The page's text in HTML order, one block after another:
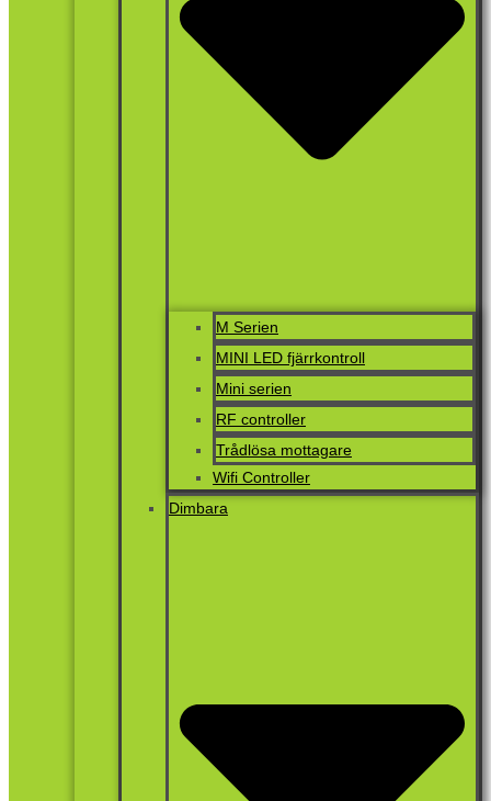
M Serien
MINI LED fjärrkontroll
Mini serien
RF controller
Trådlösa mottagare
Wifi Controller
Dimbara